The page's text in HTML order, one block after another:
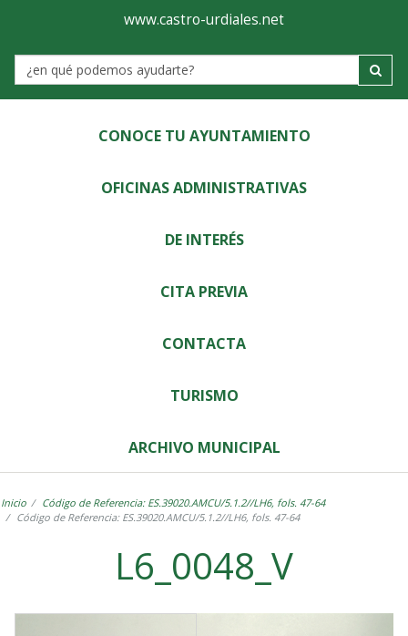
Ayuntamiento
de
Castro-
Urdiales
www.castro-urdiales.net
Label
CONOCE TU AYUNTAMIENTO
OFICINAS ADMINISTRATIVAS
DE INTERÉS
CITA PREVIA
CONTACTA
TURISMO
ARCHIVO MUNICIPAL
Inicio
Código de Referencia: ES.39020.AMCU/5.1.2//LH6, fols. 47-64
Código de Referencia: ES.39020.AMCU/5.1.2//LH6, fols. 47-64
L6_0048_V